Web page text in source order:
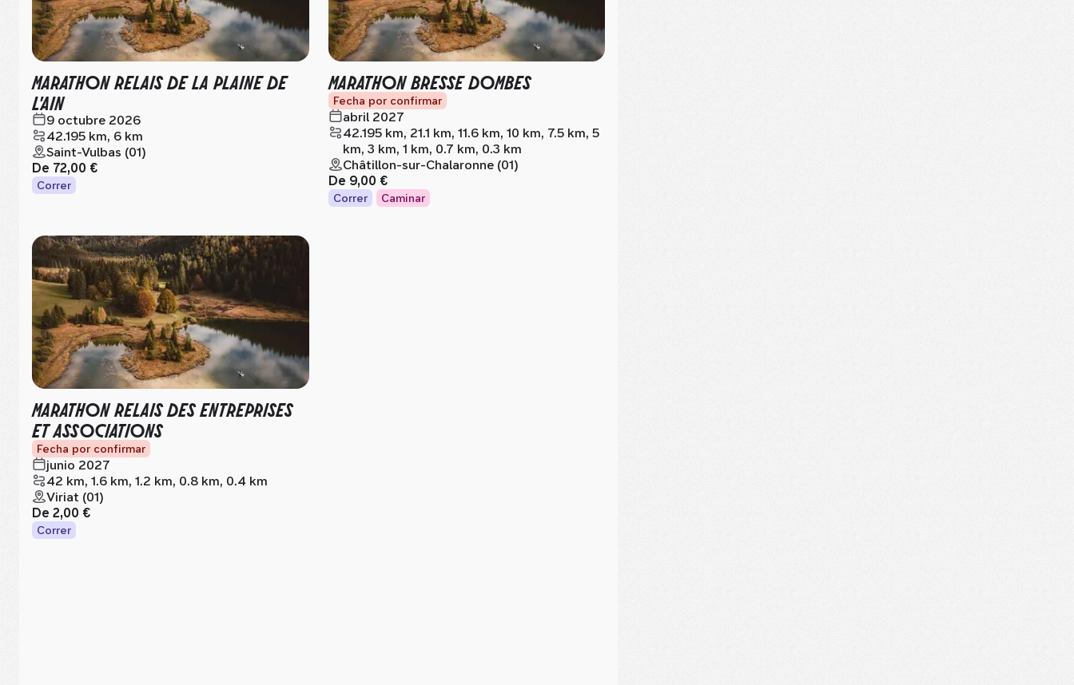
MARATHON RELAIS DE LA PLAINE DE
L'AIN
9 octubre 2026
42.195 km, 6 km
Saint-Vulbas (01)
De 72,00 €
Correr
MARATHON BRESSE DOMBES
Fecha por confirmar
abril 2027
42.195 km, 21.1 km, 11.6 km, 10 km, 7.5 km, 5
km, 3 km, 1 km, 0.7 km, 0.3 km
Châtillon-sur-Chalaronne (01)
De 9,00 €
Correr Caminar
MARATHON RELAIS DES ENTREPRISES
ET ASSOCIATIONS
Fecha por confirmar
junio 2027
42 km, 1.6 km, 1.2 km, 0.8 km, 0.4 km
Viriat (01)
De 2,00 €
Correr